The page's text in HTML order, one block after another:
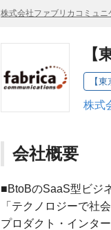
株式会社ファブリカコミュニ
【
【
株式
会社概要
■BtoBのSaaS型ビジ
「テクノロジーで社
プロダクト・インタ